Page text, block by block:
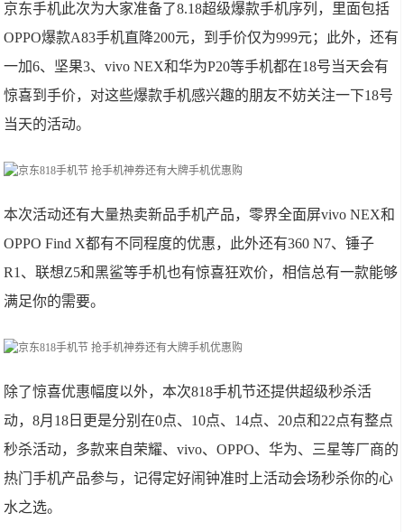
京东手机此次为大家准备了8.18超级爆款手机序列，里面包括
OPPO爆款A83手机直降200元，到手价仅为999元；此外，还有
一加6、坚果3、vivo NEX和华为P20等手机都在18号当天会有
惊喜到手价，对这些爆款手机感兴趣的朋友不妨关注一下18号
当天的活动。
本次活动还有大量热卖新品手机产品，零界全面屏vivo NEX和
OPPO Find X都有不同程度的优惠，此外还有360 N7、锤子
R1、联想Z5和黑鲨等手机也有惊喜狂欢价，相信总有一款能够
满足你的需要。
除了惊喜优惠幅度以外，本次818手机节还提供超级秒杀活
动，8月18日更是分别在0点、10点、14点、20点和22点有整点
秒杀活动，多款来自荣耀、vivo、OPPO、华为、三星等厂商的
热门手机产品参与，记得定好闹钟准时上活动会场秒杀你的心
水之选。